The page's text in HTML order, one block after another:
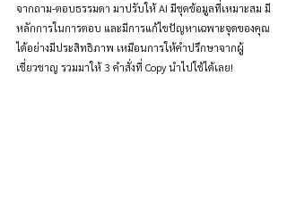
จากถาม-ตอบธรรมดา มาปรับให้ AI มีชุดข้อมูลที่เหมาะสม มี
หลักการในการตอบ และมีการแก้ไขปัญหาเฉพาะจุดของคุณ
ได้อย่างมีประสิทธิภาพ เหมือนการให้คำปรึกษาจากผู้
เชี่ยวชาญ รวมมาให้ 3 คำสั่งที่ Copy นำไปใช้ได้เลย!